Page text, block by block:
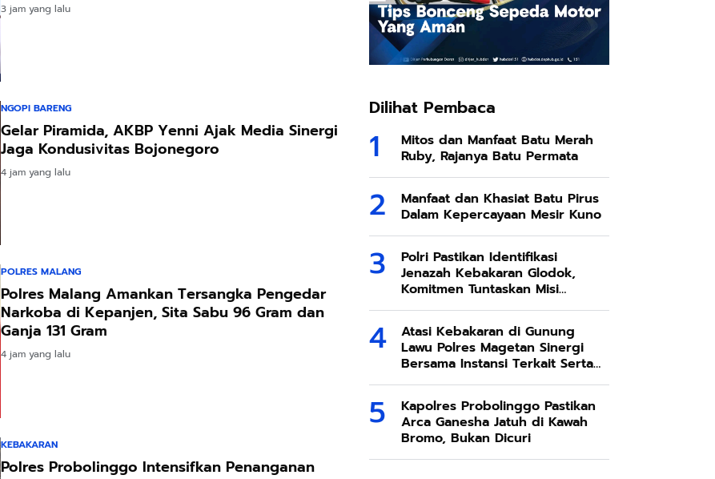
3 jam yang lalu
NGOPI BARENG
Gelar Piramida, AKBP Yenni Ajak Media Sinergi
Jaga Kondusivitas Bojonegoro
4 jam yang lalu
POLRES MALANG
Polres Malang Amankan Tersangka Pengedar
Narkoba di Kepanjen, Sita Sabu 96 Gram dan
Ganja 131 Gram
4 jam yang lalu
KEBAKARAN
Polres Probolinggo Intensifkan Penanganan
Dilihat Pembaca
Mitos dan Manfaat Batu Merah
Ruby, Rajanya Batu Permata
Manfaat dan Khasiat Batu Pirus
Dalam Kepercayaan Mesir Kuno
Polri Pastikan Identifikasi
Jenazah Kebakaran Glodok,
Komitmen Tuntaskan Misi
Atasi Kebakaran di Gunung
Lawu Polres Magetan Sinergi
Bersama Instansi Terkait Serta
Kapolres Probolinggo Pastikan
Arca Ganesha Jatuh di Kawah
Bromo, Bukan Dicuri